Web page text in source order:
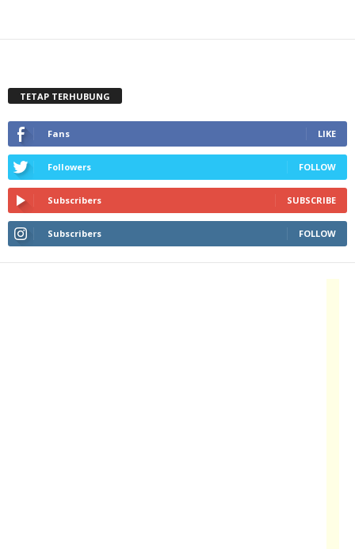
TETAP TERHUBUNG
Fans LIKE
Followers FOLLOW
Subscribers SUBSCRIBE
Subscribers FOLLOW